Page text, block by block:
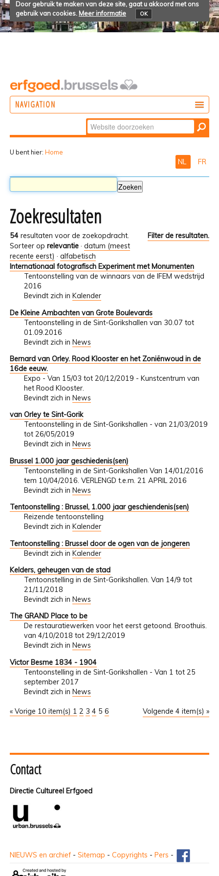
Door gebruik te maken van deze site, gaat u akkoord met ons
gebruik van cookies. Meer informatie OK
NAVIGATION
Zoek
Geavanceerd
U bent hier: Home
NL FR
Zoekresultaten
54 resultaten voor de zoekopdracht.
Filter de resultaten.
Sorteer op relevantie · datum (meest
recente eerst) · alfabetisch
Internationaal fotografisch Experiment met Monumenten
Tentoonstelling van de winnaars van de IFEM wedstrijd
2016
Bevindt zich in Kalender
De Kleine Ambachten van Grote Boulevards
Tentoonstelling in de Sint-Gorikshallen van 30.07 tot
01.09.2016
Bevindt zich in News
Bernard van Orley. Rood Klooster en het Zoniënwoud in de
16de eeuw.
Expo - Van 15/03 tot 20/12/2019 - Kunstcentrum van
het Rood Klooster.
Bevindt zich in News
van Orley te Sint-Gorik
Tentoonstelling in de Sint-Gorikshallen - van 21/03/2019
tot 26/05/2019
Bevindt zich in News
Brussel 1.000 jaar geschiedenis(sen)
Tentoonstelling in de Sint-Gorikshallen Van 14/01/2016
tem 10/04/2016. VERLENGD t.e.m. 21 APRIL 2016
Bevindt zich in News
Tentoonstelling : Brussel, 1.000 jaar geschiendenis(sen)
Reizende tentoonstelling
Bevindt zich in Kalender
Tentoonstelling : Brussel door de ogen van de jongeren
Bevindt zich in Kalender
Kelders, geheugen van de stad
Tentoonstelling in de Sint-Gorikshallen. Van 14/9 tot
21/11/2018
Bevindt zich in News
The GRAND Place to be
De restauratiewerken voor het eerst getoond. Broothuis.
van 4/10/2018 tot 29/12/2019
Bevindt zich in News
Victor Besme 1834 - 1904
Tentoonstelling in de Sint-Gorikshallen - Van 1 tot 25
september 2017
Bevindt zich in News
« Vorige 10 item(s) Volgende 4 item(s) »
1 2 3 4 5 6
Contact
Directie Cultureel Erfgoed
NIEUWS en archief - Sitemap - Copyrights - Pers -